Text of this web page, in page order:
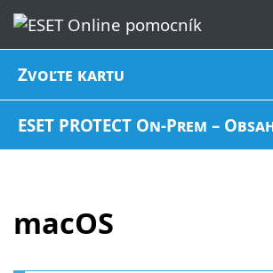
Zvoľte kartu
ESET PROTECT On-Prem –
macOS